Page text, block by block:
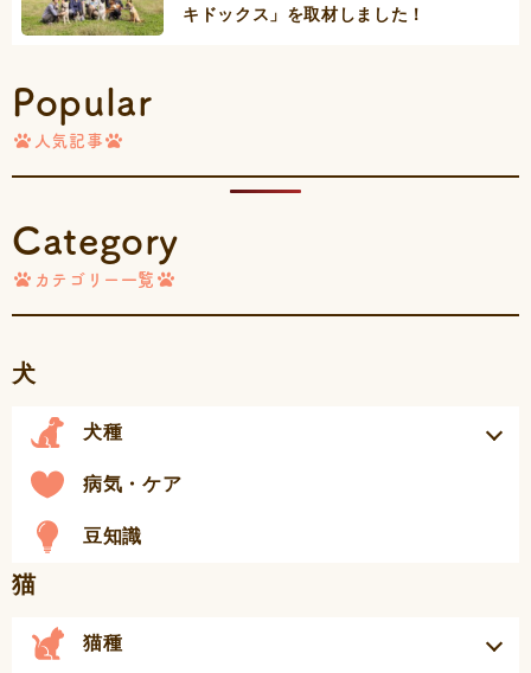
キドックス」を取材しました！
Popular
人気記事
Category
カテゴリー一覧
犬
犬種
病気・ケア
豆知識
猫
猫種